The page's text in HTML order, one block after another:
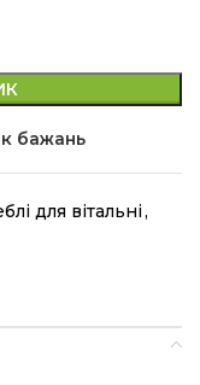
бажань
для вітальні,